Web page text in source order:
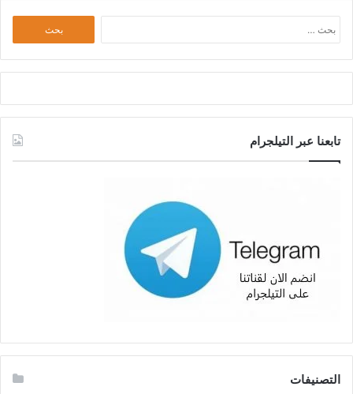
عن:
تابعنا عبر التيلجرام
التصنيفات